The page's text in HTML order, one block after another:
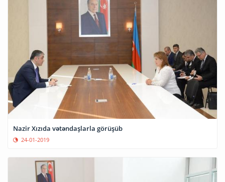
Nazir Xızıda vətəndaşlarla görüşüb
24-01-2019